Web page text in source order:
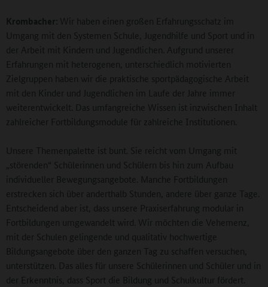
Krombacher: Wir haben einen großen Erfahrungsschatz im
Umgang mit den Systemen Schule, Jugendhilfe und Sport und in
der Arbeit mit Kindern und Jugendlichen. Aufgrund unserer
Erfahrungen mit heterogenen, unterschiedlich motivierten
Zielgruppen haben wir die praktische sportpädagogische Arbeit
mit den Kinder und Jugendlichen im Laufe der Jahre immer
weiterentwickelt. Das umfangreiche Wissen ist inzwischen Inhalt
zahlreicher Fortbildungsmodule für zahlreiche Institutionen.
Unsere Themenpalette ist bunt. Sie reicht vom Umgang mit
„störenden“ Schülerinnen und Schülern bis hin zum Aufbau
individueller Bewegungsangebote. Manche Fortbildungen
erstrecken sich über anderthalb Stunden, andere über ganze Tage.
Entscheidend aber ist, dass unsere Praxiserfahrung modular in
Fortbildungen umgewandelt wird. Wir möchten die Vehemenz,
mit der Schulen gelingende und qualitativ hochwertige
Bildungsangebote über den ganzen Tag zu schaffen versuchen,
unterstützen. Das alles für unsere Schülerinnen und Schüler und in
der Erkenntnis, dass Sport die Bildung und Schulkultur fördert.